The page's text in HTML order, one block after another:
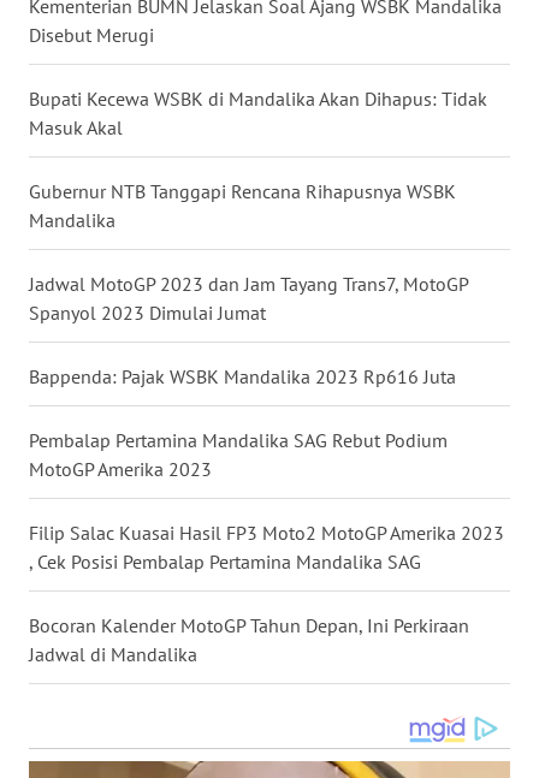
Kementerian BUMN Jelaskan Soal Ajang WSBK Mandalika
Disebut Merugi
Bupati Kecewa WSBK di Mandalika Akan Dihapus: Tidak
Masuk Akal
Gubernur NTB Tanggapi Rencana Rihapusnya WSBK
Mandalika
Jadwal MotoGP 2023 dan Jam Tayang Trans7, MotoGP
Spanyol 2023 Dimulai Jumat
Bappenda: Pajak WSBK Mandalika 2023 Rp616 Juta
Pembalap Pertamina Mandalika SAG Rebut Podium
MotoGP Amerika 2023
Filip Salac Kuasai Hasil FP3 Moto2 MotoGP Amerika 2023
, Cek Posisi Pembalap Pertamina Mandalika SAG
Bocoran Kalender MotoGP Tahun Depan, Ini Perkiraan
Jadwal di Mandalika
WN
JATENG
WN
WN
JATIM
WN
WN
KALBAR
WN
KALTENG
WN
KALTARA
WN